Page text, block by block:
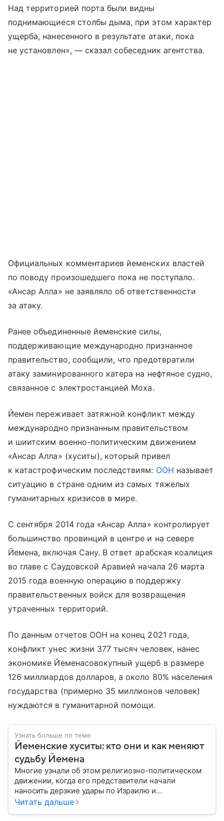
Над территорией порта были видны
поднимающиеся столбы дыма, при этом характер
ущерба, нанесенного в результате атаки, пока
не установлен», — сказал собеседник агентства.
Официальных комментариев йеменских властей
по поводу произошедшего пока не поступало.
«Ансар Алла» не заявляло об ответственности
за атаку.
Ранее объединенные йеменские силы,
поддерживающие международно признанное
правительство, сообщили, что предотвратили
атаку заминированного катера на нефтяное судно,
связанное с электростанцией Моха.
Йемен переживает затяжной конфликт между
международно признанным правительством
и шиитским военно-политическим движением
«Ансар Алла» (хуситы), который привел
к катастрофическим последствиям: ООН называет
ситуацию в стране одним из самых тяжелых
гуманитарных кризисов в мире.
С сентября 2014 года «Ансар Алла» контролирует
большинство провинций в центре и на севере
Йемена, включая Сану. В ответ арабская коалиция
во главе с Саудовской Аравией начала 26 марта
2015 года военную операцию в поддержку
правительственных войск для возвращения
утраченных территорий.
По данным отчетов ООН на конец 2021 года,
конфликт унес жизни 377 тысяч человек, нанес
экономике Йеменасовокупный ущерб в размере
126 миллиардов долларов, а около 80% населения
государства (примерно 35 миллионов человек)
нуждаются в гуманитарной помощи.
Узнать больше по теме
Йеменские хуситы: кто они и как меняют
судьбу Йемена
Многие узнали об этом религиозно-политическом
движении, когда его представители начали
наносить дерзкие удары по Израилю и
терроризировать корабли, связанные с этим
Читать дальше